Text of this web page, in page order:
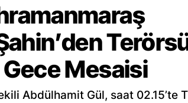
Mesaisi
Abdülhamit Gül, saat 02.15’te